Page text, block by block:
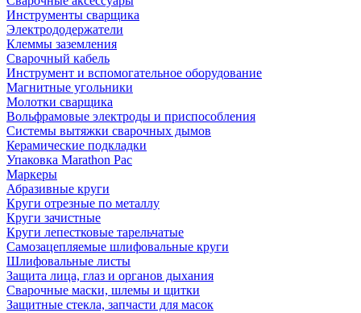
Инструменты сварщика
Электрододержатели
Клеммы заземления
Сварочный кабель
Инструмент и вспомогательное оборудование
Магнитные угольники
Молотки сварщика
Вольфрамовые электроды и приспособления
Системы вытяжки сварочных дымов
Керамические подкладки
Упаковка Marathon Pac
Маркеры
Абразивные круги
Круги отрезные по металлу
Круги зачистные
Круги лепестковые тарельчатые
Самозацепляемые шлифовальные круги
Шлифовальные листы
Защита лица, глаз и органов дыхания
Сварочные маски, шлемы и щитки
Защитные стекла, запчасти для масок